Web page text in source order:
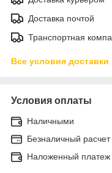
Доставка почтой
Транспортная
Все условия доставки
Условия оплаты
Наличными
Безналичный расчет
Наложенный платеж